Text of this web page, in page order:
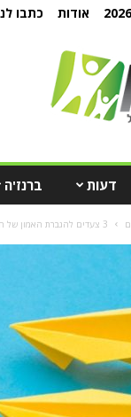
אודות כתבו
דעות ברנז'ה
3 צעדים להגברת האמון של העובדים בהנהלה כשרמת האמון נמוכה